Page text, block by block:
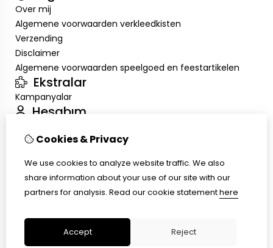
Over mij
Algemene voorwaarden verkleedkisten
Verzending
Disclaimer
Algemene voorwaarden speelgoed en feestartikelen
Ekstralar
Kampanyalar
Hesabım
Sipariş Geçmişim
Müşteri Servisi
Ürün İadesi
Cookies & Privacy
We use cookies to analyze website traffic. We also
share information about your use of our site with our
partners for analysis. Read our cookie statementhere
Accept Reject